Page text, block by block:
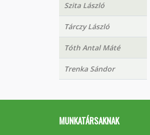
Szita László
Tárczy László
Tóth Antal Máté
Trenka Sándor
MUNKATÁRSAKNAK